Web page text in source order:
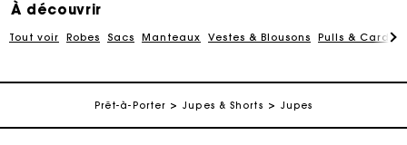
À découvrir
Tout voir Robes Sacs Manteaux Vestes & Blousons Pulls &
Prêt-à-Porter Jupes & Shorts Jupes
Livraison à domicile offerte sous 2 à 3 jours ouvrés.